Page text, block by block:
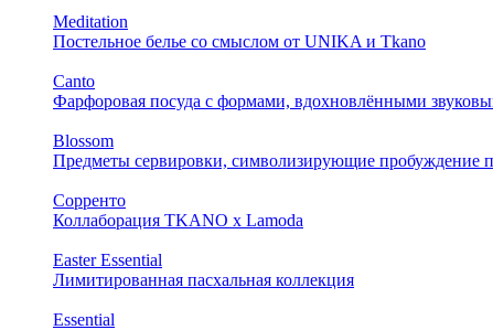
Meditation
Постельное белье со смыслом от UNIKA и Tkano
Canto
Фарфоровая посуда с формами, вдохновлёнными
Blossom
Предметы сервировки, символизирующие пробуждение
Сорренто
Коллаборация TKANO х Lamoda
Easter Essential
Лимитированная пасхальная коллекция
Essential